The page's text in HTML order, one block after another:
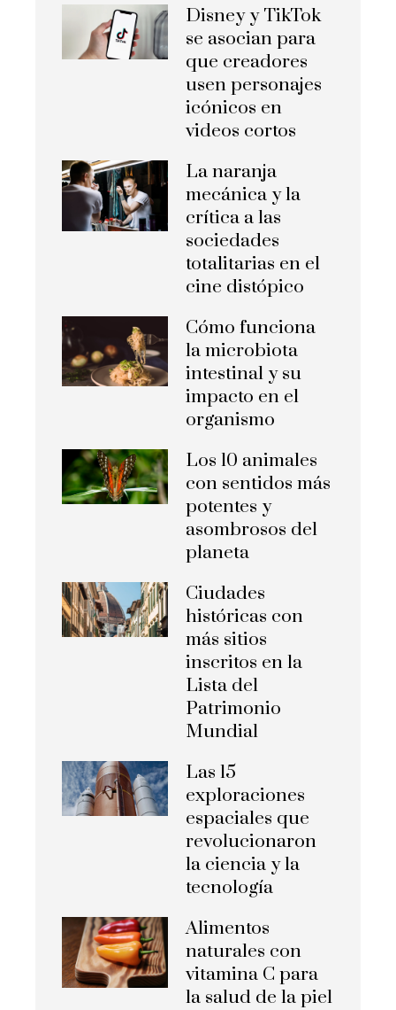
Disney y TikTok
se asocian para
que creadores
usen personajes
icónicos en
videos cortos
La naranja
mecánica y la
crítica a las
sociedades
totalitarias en el
cine distópico
Cómo funciona
la microbiota
intestinal y su
impacto en el
organismo
Los 10 animales
con sentidos más
potentes y
asombrosos del
planeta
Ciudades
históricas con
más sitios
inscritos en la
Lista del
Patrimonio
Mundial
Las 15
exploraciones
espaciales que
revolucionaron
la ciencia y la
tecnología
Alimentos
naturales con
vitamina C para
la salud de la piel